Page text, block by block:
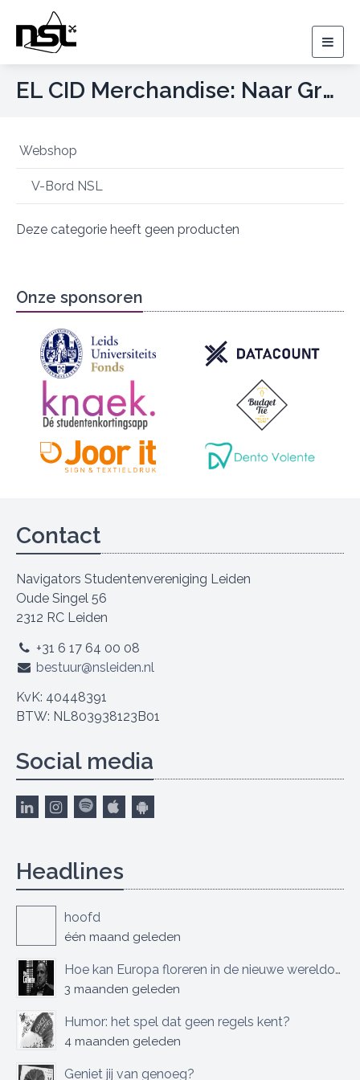
EL CID Merchandise: Naar Grote Hoogte
Webshop
V-Bord NSL
Deze categorie heeft geen producten
Onze sponsoren
Contact
Navigators Studentenvereniging Leiden
Oude Singel 56
2312 RC Leiden
+31 6 17 64 00 08
bestuur@nsleiden.nl
KvK: 40448391
BTW: NL803938123B01
Social media
Headlines
hoofd
één maand geleden
Hoe kan Europa floreren in de nieuwe wereldorde?
3 maanden geleden
Humor: het spel dat geen regels kent?
4 maanden geleden
Geniet jij van genoeg?